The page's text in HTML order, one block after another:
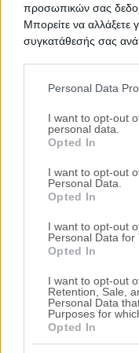
προσωπικών σας
Μπορείτε να αλλάξετε
συγκατάθεσής σας
services and may
not limited to your
grant or deny consent
use your data for
consent section.
Personal Data
I want to opt-out
personal data.
Opted In
I want to opt-out
Personal Data.
Opted In
I want to opt-out
Personal Data for
Opted In
I want to opt-out
Retention, Sale,
Personal Data
Purposes for
Opted In
Ζητήστε
συγκεκριμένου